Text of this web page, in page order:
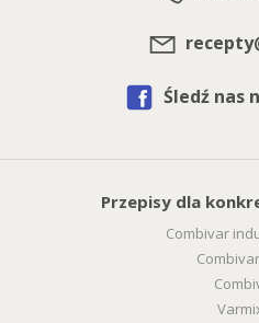
Śledź nas
Przepisy dla
Combivar